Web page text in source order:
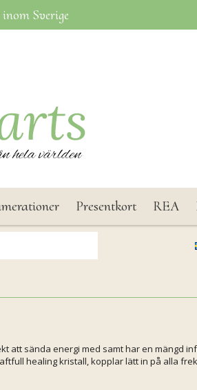
Sverige
Presentkort REA
sända energi med samt har en mängd
healing kristall, kopplar lätt in på alla